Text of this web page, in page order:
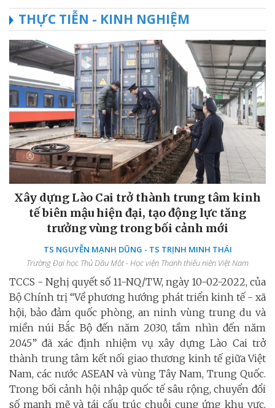
THỰC TIỄN - KINH NGHIỆM
Xây dựng Lào Cai trở thành trung tâm kinh
tế biên mậu hiện đại, tạo động lực tăng
trưởng vùng trong bối cảnh mới
TS NGUYỄN MẠNH DŨNG - TS TRỊNH MINH THÁI
Trường Đại học Thủ Dầu Một - Học viện Thanh thiếu niên Việt Nam
TCCS - Nghị quyết số 11-NQ/TW, ngày 10-02-2022, của
Bộ Chính trị “Về phương hướng phát triển kinh tế - xã
hội, bảo đảm quốc phòng, an ninh vùng trung du và
miền núi Bắc Bộ đến năm 2030, tầm nhìn đến năm
2045” đã xác định nhiệm vụ xây dựng Lào Cai trở
thành trung tâm kết nối giao thương kinh tế giữa Việt
Nam, các nước ASEAN và vùng Tây Nam, Trung Quốc.
Trong bối cảnh hội nhập quốc tế sâu rộng, chuyển đổi
số mạnh mẽ và tái cấu trúc chuỗi cung ứng khu vực,